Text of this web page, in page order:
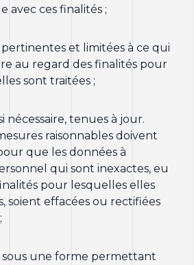
avec ces finalités ;
et limitées à ce qui
au regard des finalités pour
sont traitées ;
nécessaire, tenues à jour.
raisonnables doivent
que les données à
qui sont inexactes, eu
pour lesquelles elles
soient effacées ou rectifiées
sous une forme permettant